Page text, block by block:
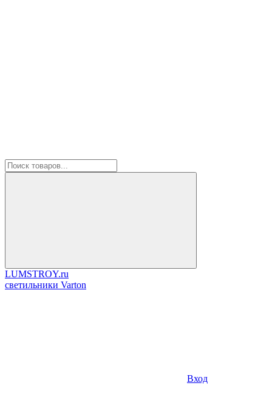
LUMSTROY.ru
cветильники Varton
Вход